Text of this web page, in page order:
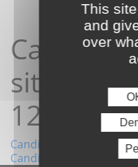
site 14/
12:07:45
Navigation
Candidature depuis le
Candidature depuis le
This
and
over